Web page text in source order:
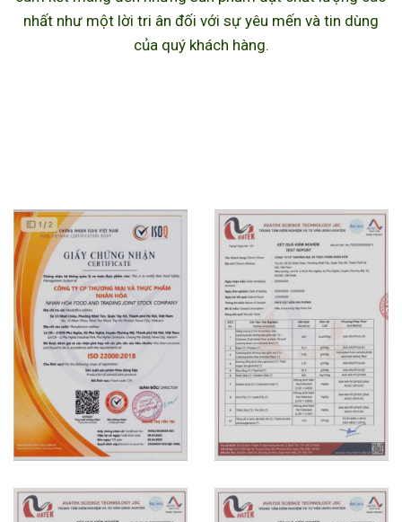
nhất như một lời tri ân đối với sự yêu mến và tin dùng
của quý khách hàng.